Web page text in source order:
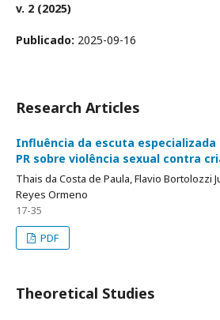
v. 2 (2025)
Publicado: 2025-09-16
Research Articles
Influência da escuta especializada
PR sobre violência sexual contra
Thais da Costa de Paula, Flavio Bortolozzi
Reyes Ormeno
17-35
PDF
Theoretical Studies